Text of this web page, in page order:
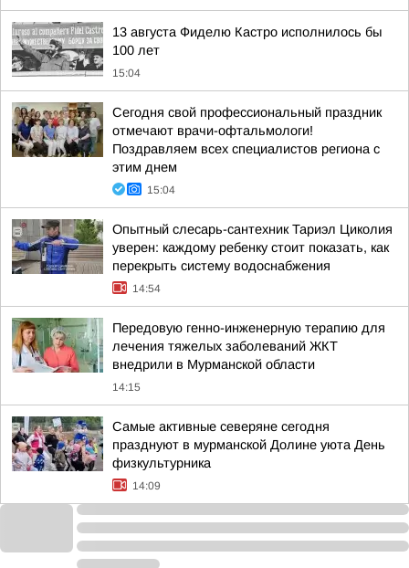
13 августа Фиделю Кастро исполнилось бы
100 лет
15:04
Сегодня свой профессиональный праздник
отмечают врачи-офтальмологи!
Поздравляем всех специалистов региона с
этим днем
15:04
Опытный слесарь-сантехник Тариэл Циколия
уверен: каждому ребенку стоит показать, как
перекрыть систему водоснабжения
14:54
Передовую генно-инженерную терапию для
лечения тяжелых заболеваний ЖКТ
внедрили в Мурманской области
14:15
Самые активные северяне сегодня
празднуют в мурманской Долине уюта День
физкультурника
14:09